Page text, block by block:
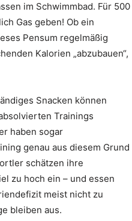
im Schwimmbad. Für 500
Gas geben! Ob ein
Pensum regelmäßig
Kalorien „abzubauen“,
Snacken können
Trainings
haben sogar
genau aus diesem Grund
schätzen ihre
zu hoch ein – und essen
meist nicht zu
bleiben aus.